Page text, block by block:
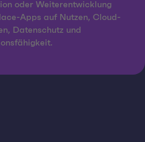
oder Weiterentwicklung
Apps auf Nutzen, Cloud-
Datenschutz und